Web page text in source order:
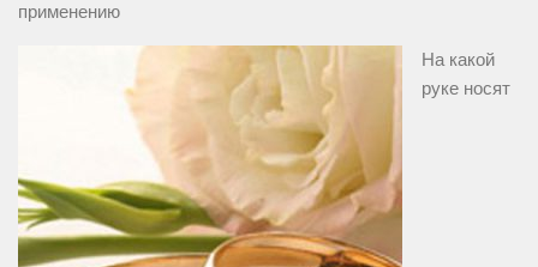
применению
На какой
руке носят